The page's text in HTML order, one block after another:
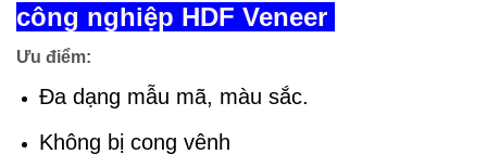
công nghiệp HDF Veneer
Ưu điểm:
Đa dạng mẫu mã, màu sắc.
Không bị cong vênh